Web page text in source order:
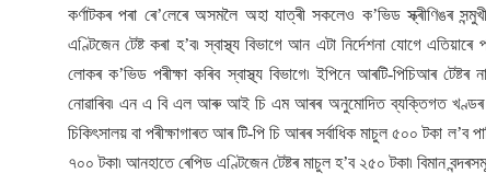
কৰ্ণাটকৰ পৰা ৰে’লেৰে অসমলৈ অহা যাত্ৰী সকলেও ক’ভিড স্ক্ৰীণিঙৰ
এণ্টিজেন টেষ্ট কৰা হ’ব৷ স্বাস্থ্য বিভাগে আন এটা নিৰ্দেশনা যোগে
লোকৰ ক’ভিড পৰীক্ষা কৰিব স্বাস্থ্য বিভাগে৷ ইপিনে আৰটি-পিচিআৰ
নোৱাৰিব৷ এন এ বি এল আৰু আই চি এম আৰৰ অনুমোদিত ব্যক্তিগত খণ্ডৰ
চিকিৎসালয় বা পৰীক্ষাগাৰত আৰ টি-পি চি আৰৰ সৰ্বাধিক মাচুল ৫০০ টকা ল’ব
৭০০ টকা৷ আনহাতে ৰেপিড এণ্টিজেন টেষ্টৰ মাচুল হ’ব ২৫০ টকা৷ বিমান